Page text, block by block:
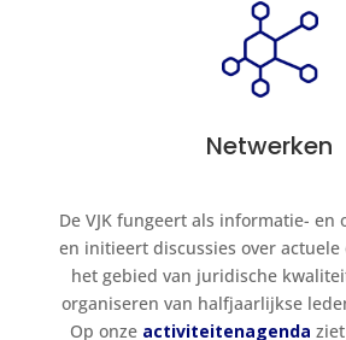
Netwerken
De VJK fungeert als informatie-
en initieert discussies over
het gebied van juridische
organiseren van halfjaarlijkse
Op onze activiteitenagenda